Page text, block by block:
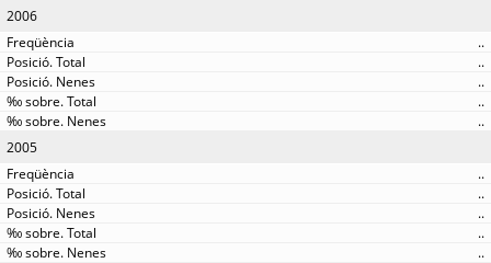
2006
..
..
..
..
..
2005
..
..
..
..
..